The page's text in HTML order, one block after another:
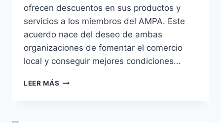
ofrecen descuentos en sus productos y
servicios a los miembros del AMPA. Este
acuerdo nace del deseo de ambas
organizaciones de fomentar el comercio
local y conseguir mejores condiciones…
LEER MÁS CONVENIO